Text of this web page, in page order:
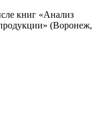
книг «Анализ
(Воронеж,